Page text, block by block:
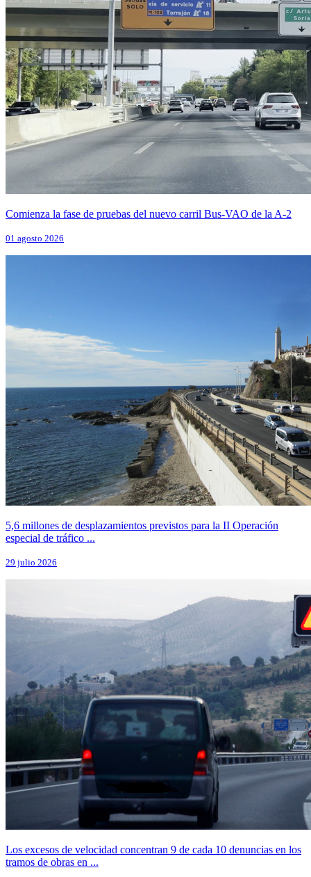
Comienza la fase de pruebas del nuevo carril Bus-VAO de la A-2
01 agosto 2026
5,6 millones de desplazamientos previstos para la II Operación
especial de tráfico ...
29 julio 2026
Los excesos de velocidad concentran 9 de cada 10 denuncias en los
tramos de obras en ...